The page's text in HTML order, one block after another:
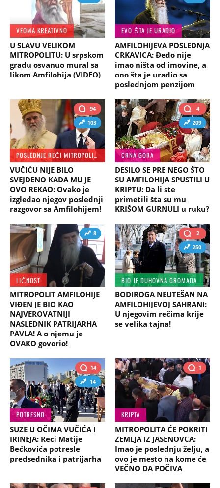
VEOMA KREATIVNO
U SLAVU VELIKOM
MITROPOLITU: U srpskom
gradu osvanuo mural sa
likom Amfilohija (VIDEO)
EVO ŠTA JE URADIO
AMFILOHIJEVA POSLEDNJA
CRKAVICA: Đedo nije
imao ništa od imovine, a
ono šta je uradio sa
poslednjom penzijom
94
103
POSLEDNJE REČI MITROPOLITA
VUČIĆU NIJE BILO
SVEJDENO KADA MU JE
OVO REKAO: Ovako je
izgledao njegov poslednji
razgovor sa Amfilohijem!
4
209
CRNA GORA
DESILO SE PRE NEGO ŠTO
SU AMFILOHIJA SPUSTILI U
KRIPTU: Da li ste
primetili šta su mu
KRIŠOM GURNULI u ruku?
8
LIČNOST
MITROPOLIT AMFILOHIJE
VIĐEN JE BIO KAO
NAJVEROVATNIJI
NASLEDNIK PATRIJARHA
PAVLA! A o njemu je
OVAKO govorio!
2
250
BIO JE DUHOVNA GROMADA
BODIROGA NEUTEŠAN NA
AMFILOHIJEVOJ SAHRANI:
U njegovim rečima krije
se velika tajna!
14
14
POTRESNO
SUZE U OČIMA VUČIĆA I
IRINEJA: Reči Matije
Bećkovića potresle
predsednika i patrijarha
1
KRIPTA
MITROPOLITA ĆE POKRITI
ZEMLJA IZ JASENOVCA:
Imao je poslednju želju, a
ovo je mesto na kome će
VEČNO DA POČIVA